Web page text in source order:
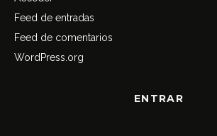
Feed de entradas
Feed de comentarios
WordPress.org
ENTRAR